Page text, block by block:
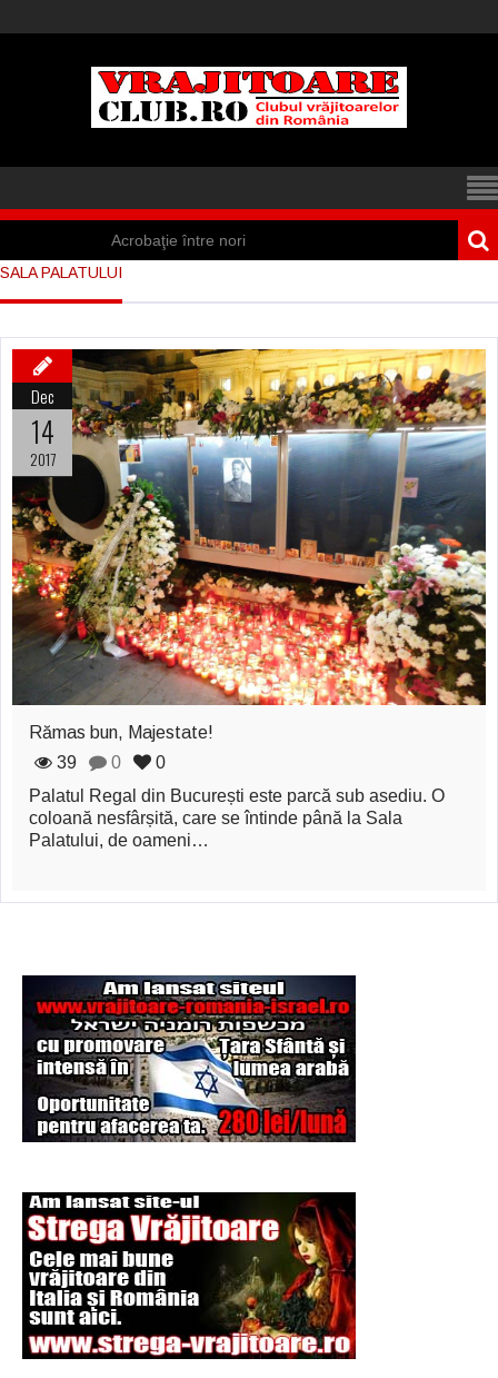
Acrobaţie între nori
Iisus a apărut într-
Marea vânătoare
de vrăjitoare din
Suedia
Vrăjitoare
zburătoare în Mexic
Magia în Thailanda
Madona lacrimilor
din Siracusa
(Silcilia)
Teresei Neumann
Derba, un oraş
misterios vizitat şi
Şi-a vândut soţia
pentru un ritual de
magie neagră
SALA PALATULUI
Dec
14
2017
Rămas bun, Majestate!
39
0
0
Palatul Regal din București este parcă sub asediu. O
coloană nesfârșită, care se întinde până la Sala
Palatului, de oameni…